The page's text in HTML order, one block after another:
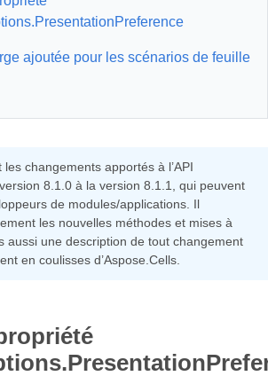
ajoutée pour les scénarios de feuille
changements apportés à l’API
8.1.0 à la version 8.1.1, qui peuvent
de modules/applications. Il
les nouvelles méthodes et mises à
aussi une description de tout changement
en coulisses d’Aspose.Cells.